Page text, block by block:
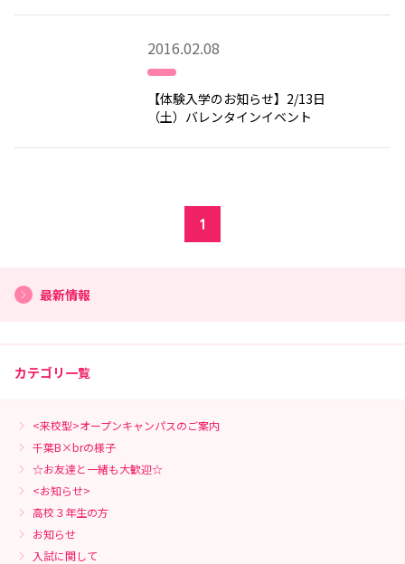
2016.02.08
【体験入学のお知らせ】2/13日
（土）バレンタインイベント
1
最新情報
カテゴリ一覧
<来校型>オープンキャンパスのご案内
千葉B×brの様子
☆お友達と一緒も大歓迎☆
<お知らせ>
高校３年生の方
お知らせ
入試に関して